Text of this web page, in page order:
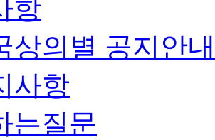
항
상의별 공지안내
사항
는질문